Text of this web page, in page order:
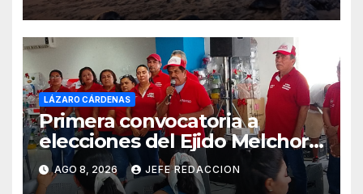
LÁZARO CÁRDENAS
Primera convocatoria a
elecciones del Ejido Melchor
Ocampo en Lázaro Cárdenas
el domingo
AGO 8, 2026 JEFE REDACCION